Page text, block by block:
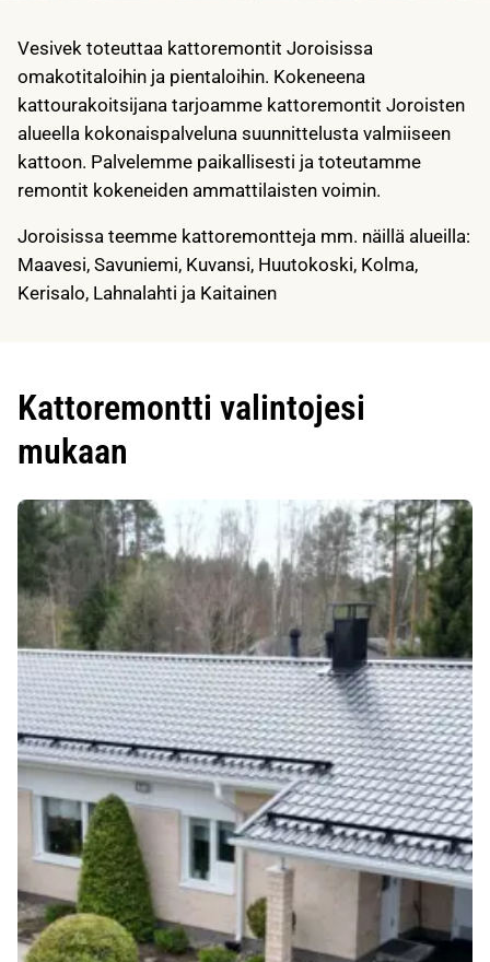
Vesivek toteuttaa kattoremontit Joroisissa
omakotitaloihin ja pientaloihin. Kokeneena
kattourakoitsijana tarjoamme kattoremontit Joroisten
alueella kokonaispalveluna suunnittelusta valmiiseen
kattoon. Palvelemme paikallisesti ja toteutamme
remontit kokeneiden ammattilaisten voimin.
Joroisissa teemme kattoremontteja mm. näillä alueilla:
Maavesi, Savuniemi, Kuvansi, Huutokoski, Kolma,
Kerisalo, Lahnalahti ja Kaitainen
Kattoremontti valintojesi
mukaan